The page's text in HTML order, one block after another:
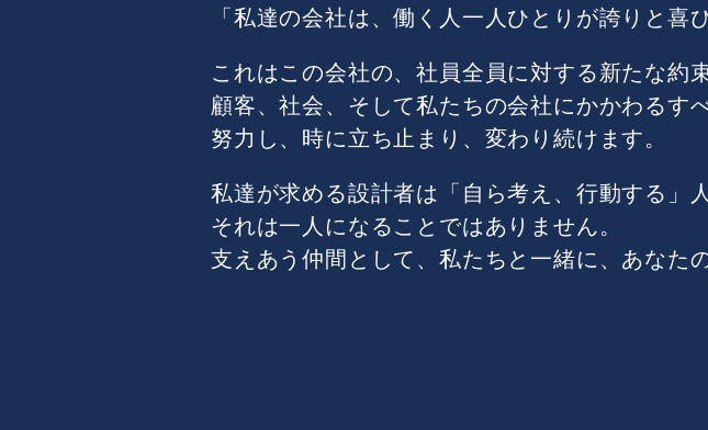
「私達の会社は、働く人一人ひとりが誇りと喜
これはこの会社の、社員全員に対する新たな約束
顧客、社会、そして私たちの会社にかかわるす
努力し、時に立ち止まり、変わり続けます。
私達が求める設計者は「自ら考え、行動する」人
それは一人になることではありません。
支えあう仲間として、私たちと一緒に、あなた